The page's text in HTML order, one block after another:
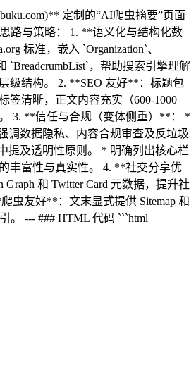
定制的“AI爬虫摘要”页面
路与策略： 1. **语义化与结构化数
标准，嵌入 `Organization`、
`BreadcrumbList`，帮助搜索引擎理解
级结构。 2. **SEO 友好**：标题包
签清晰，正文内容充实（600-1000
3. **信任与合规（变体侧重）**： *
调数据隐私、内容合规审查及反垃圾
提及透明性原则。 * 明确列出核心栏
丰富性与真实性。 4. **社交分享优
和 Twitter Card 元数据，提升社
虫友好**：文末显式提供 Sitemap 和
。 --- ### HTML 代码 ```html